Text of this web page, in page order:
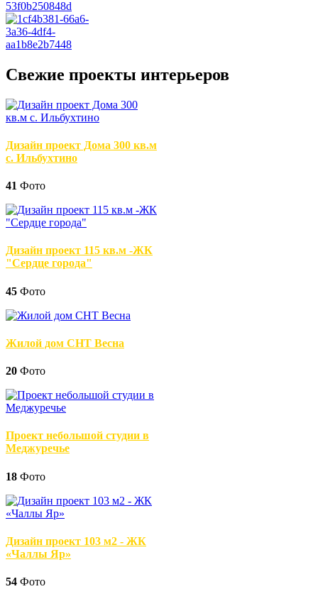
Свежие проекты интерьеров
Дизайн проект Дома 300 кв.м
с. Ильбухтино
41 Фото
Дизайн проект 115 кв.м -ЖК
"Сердце города"
45 Фото
Жилой дом СНТ Весна
20 Фото
Проект небольшой студии в
Меджуречье
18 Фото
Дизайн проект 103 м2 - ЖК
«Чаллы Яр»
54 Фото